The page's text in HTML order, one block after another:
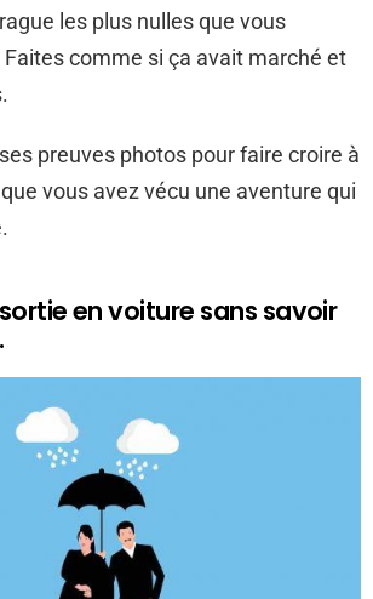
les plus nulles que vous
comme si ça avait marché et
preuves photos pour faire croire à
vous avez vécu une aventure qui
en voiture sans savoir